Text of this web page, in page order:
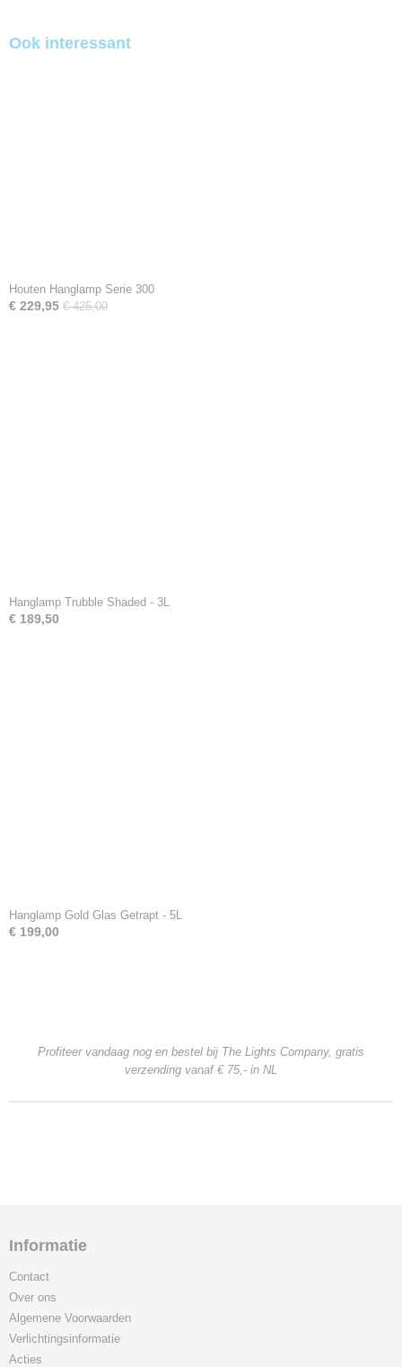
Ook interessant
Houten Hanglamp Serie 300
€ 229,95 € 425,00
Hanglamp Trubble Shaded - 3L
€ 189,50
Hanglamp Gold Glas Getrapt - 5L
€ 199,00
Profiteer vandaag nog en bestel bij The Lights Company, gratis
verzending vanaf € 75,- in NL
Informatie
Contact
Over ons
Algemene Voorwaarden
Verlichtingsinformatie
Acties